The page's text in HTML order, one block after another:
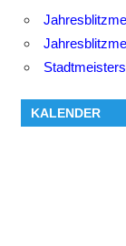
KALENDER